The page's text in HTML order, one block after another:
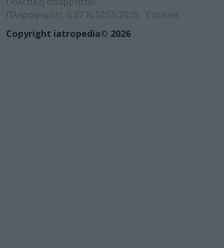
Πληροφορίες α.27 Ν.5253/2025
Cookies
Copyright iatropedia© 2026